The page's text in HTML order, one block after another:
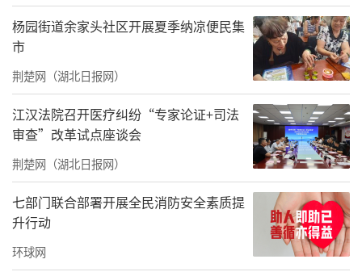
力，对企业与基金会送来的帮扶关怀深表感
谢，坦言专项助学金能够有效缓解学费、日常
生活开销带来的压力，让孩子可以无后顾之忧
专注学习。
针对项目落地关键事宜，三方现场协商敲
定助学款项完整拨付时间节点，同步组建常态
化线上对接渠道。明确由北京市众安公益基金
会作为统筹主体，联动隰县教育教学综合服务
中心、资助企业、学生家长四方实时沟通，打
通补助发放进度同步、突发情况上报、困难诉
杨园街道余家头社区开展夏季纳凉便民集
市
荆楚网（湖北日报网）
江汉法院召开医疗纠纷“专家论证+司法
审查”改革试点座谈会
荆楚网（湖北日报网）
七部门联合部署开展全民消防安全素质提
升行动
环球网